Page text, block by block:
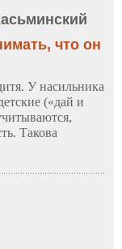
что он
У насильника
(«дай и
Такова